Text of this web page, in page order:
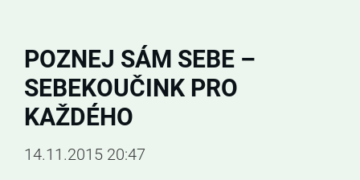
POZNEJ SÁM SEBE –
SEBEKOUČINK PRO
KAŽDÉHO
14.11.2015 20:47